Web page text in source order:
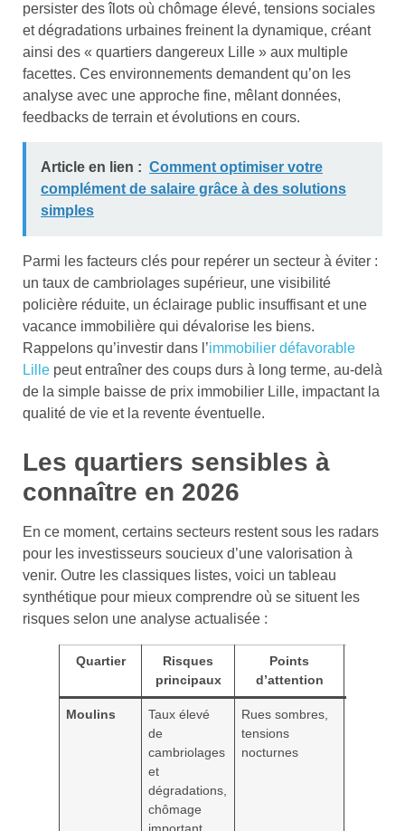
persister des îlots où chômage élevé, tensions sociales
et dégradations urbaines freinent la dynamique, créant
ainsi des « quartiers dangereux Lille » aux multiple
facettes. Ces environnements demandent qu’on les
analyse avec une approche fine, mêlant données,
feedbacks de terrain et évolutions en cours.
Article en lien : Comment optimiser votre
complément de salaire grâce à des solutions
simples
Parmi les facteurs clés pour repérer un secteur à éviter :
un taux de cambriolages supérieur, une visibilité
policière réduite, un éclairage public insuffisant et une
vacance immobilière qui dévalorise les biens.
Rappelons qu’investir dans l’immobilier défavorable
Lille peut entraîner des coups durs à long terme, au-delà
de la simple baisse de prix immobilier Lille, impactant la
qualité de vie et la revente éventuelle.
Les quartiers sensibles à
connaître en 2026
En ce moment, certains secteurs restent sous les radars
pour les investisseurs soucieux d’une valorisation à
venir. Outre les classiques listes, voici un tableau
synthétique pour mieux comprendre où se situent les
risques selon une analyse actualisée :
Quartier
Risques
principaux
Points
d’attention
Moulins
Taux élevé
de
cambriolages
et
dégradations,
chômage
important
Rues sombres,
tensions
nocturnes